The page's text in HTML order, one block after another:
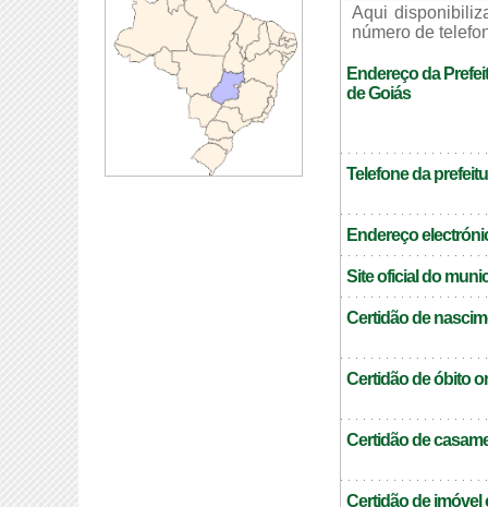
Aqui
número de
Endereço da
de Goiás
Telefone da
Endereço
Site oficial do
Certidão de
Certidão de óbito
Certidão de
Certidão de imóvel